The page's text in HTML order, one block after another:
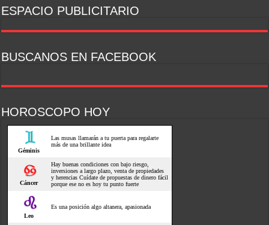
ESPACIO PUBLICITARIO
BUSCANOS EN FACEBOOK
HOROSCOPO HOY